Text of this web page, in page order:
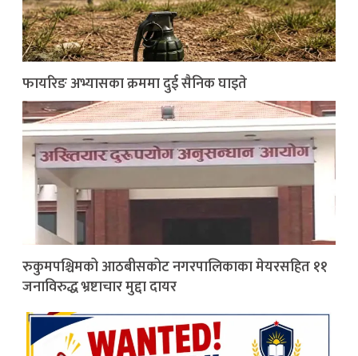
फायरिङ अभ्यासका क्रममा दुई सैनिक घाइते
रुकुमपश्चिमको आठबीसकोट नगरपालिकाका मेयरसहित ११
जनाविरुद्ध भ्रष्टाचार मुद्दा दायर